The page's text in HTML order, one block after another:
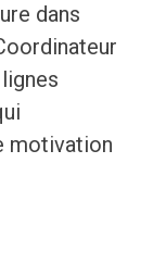
dans
motivation